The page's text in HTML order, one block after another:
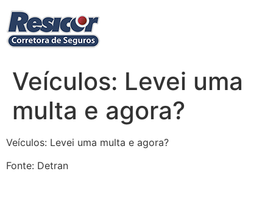
para
conteúdo
Veículos: Levei uma
multa e agora?
Veículos: Levei uma multa e agora?
Fonte: Detran